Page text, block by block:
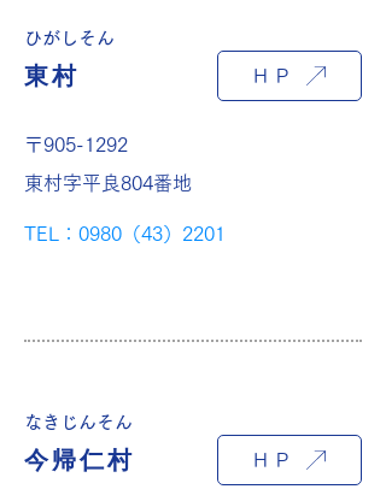
ひがしそん
東村 ＨＰ
〒905-1292
東村字平良804番地
TEL：0980（43）2201
なきじんそん
今帰仁村 ＨＰ